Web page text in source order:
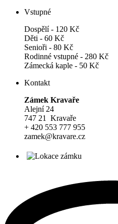
Vstupné
Dospělí - 120 Kč
Děti - 60 Kč
Senioři - 80 Kč
Rodinné vstupné - 280 Kč
Zámecká kaple - 50 Kč
Kontakt
Zámek Kravaře
Alejní 24
747 21 Kravaře
+ 420 553 777 955
zamek@kravare.cz